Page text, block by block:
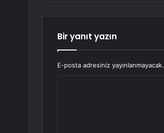
Bir yanıt yazın
E-posta adresiniz yayınlanmayacak.